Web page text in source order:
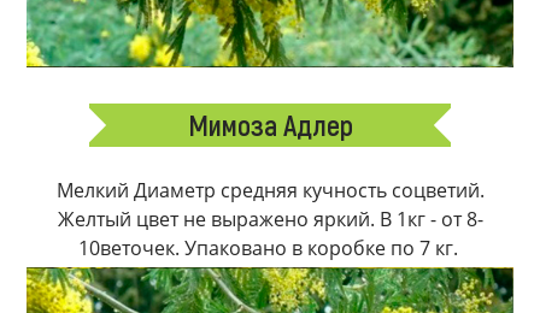
Мимоза Адлер
Мелкий Диаметр средняя кучность соцветий.
Желтый цвет не выражено яркий. В 1кг - от 8-
10веточек. Упаковано в коробке по 7 кг.